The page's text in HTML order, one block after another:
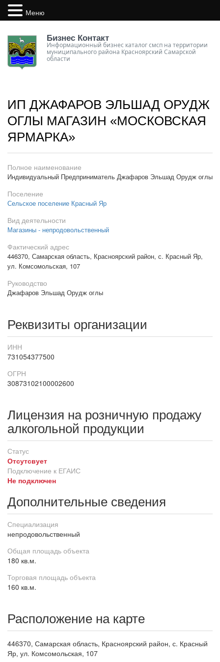
Бизнес Контакт
Информационный бизнес каталог смсп на территории
муниципального района Красноярский Самарской
области
ИП ДЖАФАРОВ ЭЛЬШАД ОРУДЖ
ОГЛЫ МАГАЗИН «МОСКОВСКАЯ
ЯРМАРКА»
Полное наименование
Индивидуальный Предприниматель Джафаров Эльшад Орудж оглы
Поселение
Сельское поселение Красный Яр
Вид деятельности
Магазины - непродовольственный
Фактический адрес
446370, Самарская область, Красноярский район, с. Красный Яр,
ул. Комсомольская, 107
Руководство
Джафаров Эльшад Орудж оглы
Реквизиты организации
ИНН
731054377500
ОГРН
30873102100002600
Лицензия на розничную продажу
алкогольной продукции
Статус
Отсутсвует
Подключение к ЕГАИС
Не подключен
Дополнительные сведения
Специализация
непродовольственный
Общая площадь объекта
180 кв.м.
Торговая площадь объекта
160 кв.м.
Расположение на карте
446370, Самарская область, Красноярский район, с. Красный
Яр, ул. Комсомольская, 107
Меню